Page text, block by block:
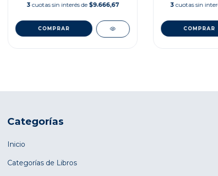
3 cuotas sin interés de $9.666,67 3 cuotas sin
Categorías
Inicio
Categorías de Libros